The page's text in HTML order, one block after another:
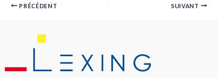
PRÉCÉDENT SUIVANT